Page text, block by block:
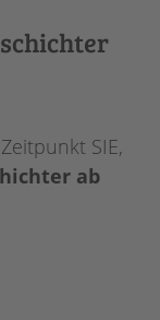
SIE,
ab